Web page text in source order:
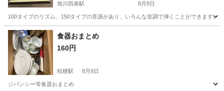
旭川四条駅 8月8日
100タイプのリズム、150タイプの音源があり、いろんな音調で弾くことができます
北海道 旭川市 旭川四条駅
食器おまとめ
160円
桔梗駅 8月8日
ジバンシー等食器おまとめ